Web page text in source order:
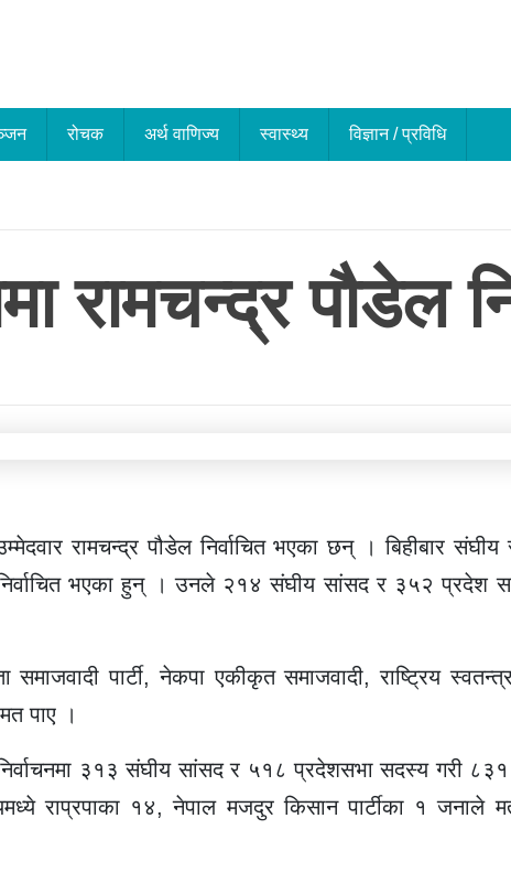
रोचक अर्थ वाणिज्य स्वास्थ्य विज्ञान / प्रविधि
रामचन्द्र पौडेल
रामचन्द्र पौडेल निर्वाचित भएका छन् । बिहीबार संघीय
भएका हुन् । उनले २१४ संघीय सांसद र ३५२ प्रदेश
पार्टी, नेकपा एकीकृत समाजवादी, राष्ट्रिय स्वतन्त्र
पाए ।
३१३ संघीय सांसद र ५१८ प्रदेशसभा सदस्य गरी
राप्रपाका १४, नेपाल मजदुर किसान पार्टीका १ जनाले